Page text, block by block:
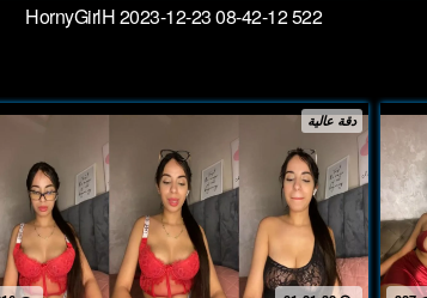
HornyGirlH 2023-12-23 08-42-12 522
دقة عالية